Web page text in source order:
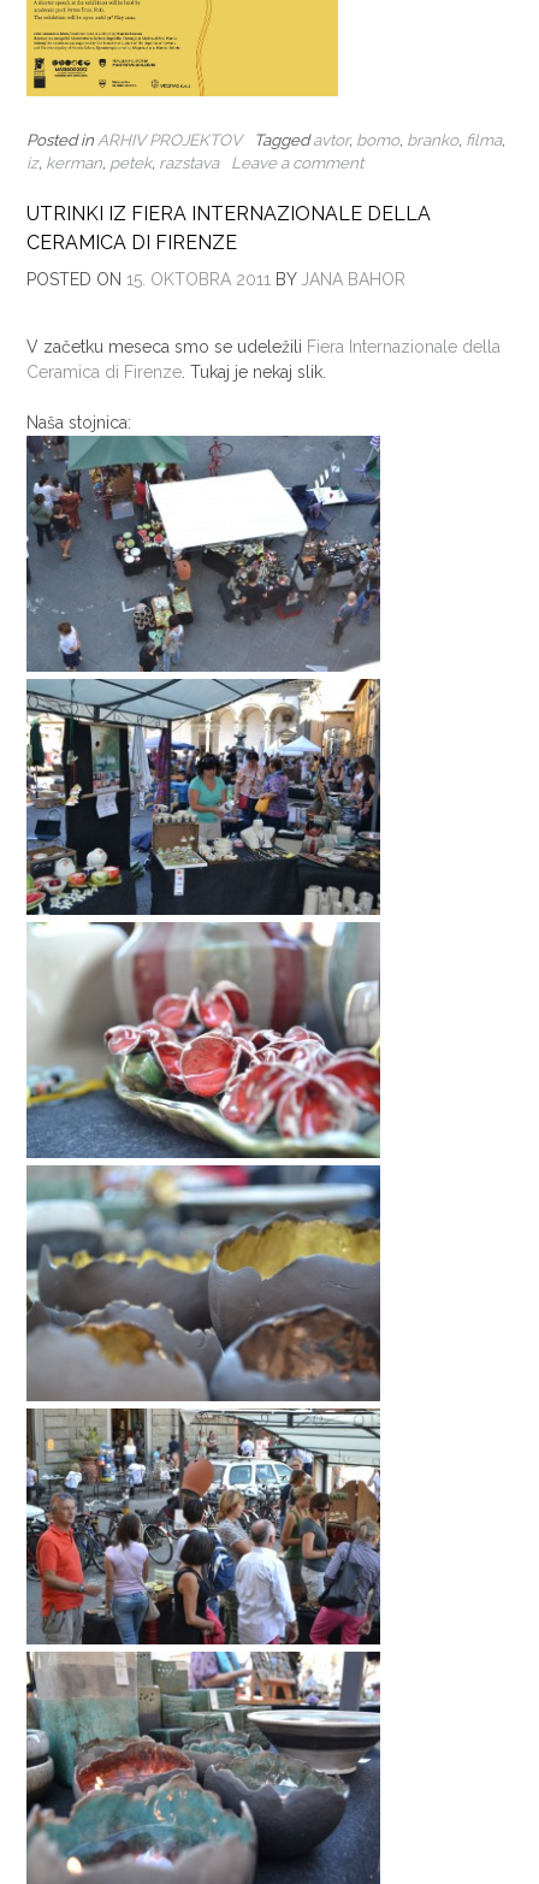
Posted inARHIV PROJEKTOV Taggedavtor, bomo, branko, filma,
iz, kerman, petek, razstava Leave a comment
UTRINKI IZ FIERA INTERNAZIONALE DELLA
CERAMICA DI FIRENZE
POSTED ON 15. OKTOBRA 2011 BY JANA BAHOR
V začetku meseca smo se udeležili Fiera Internazionale della
Ceramica di Firenze. Tukaj je nekaj slik.
Naša stojnica: